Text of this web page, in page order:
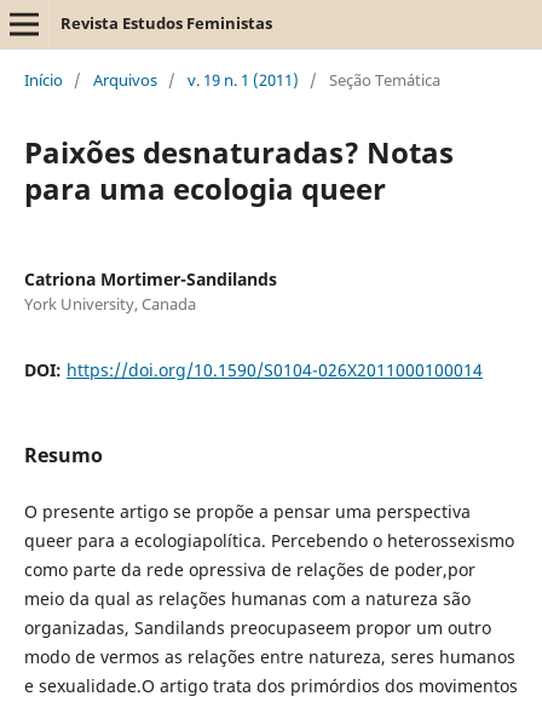
Revista Estudos Feministas
Início / Arquivos / v. 19 n. 1 (2011) / Seção Temática
Paixões desnaturadas? Notas
para uma ecologia queer
Catriona Mortimer-Sandilands
York University, Canada
DOI: https://doi.org/10.1590/S0104-026X2011000100014
Resumo
O presente artigo se propõe a pensar uma perspectiva
queer para a ecologiapolítica. Percebendo o heterossexismo
como parte da rede opressiva de relações de poder,por
meio da qual as relações humanas com a natureza são
organizadas, Sandilands preocupaseem propor um outro
modo de vermos as relações entre natureza, seres humanos
e sexualidade.O artigo trata dos primórdios dos movimentos